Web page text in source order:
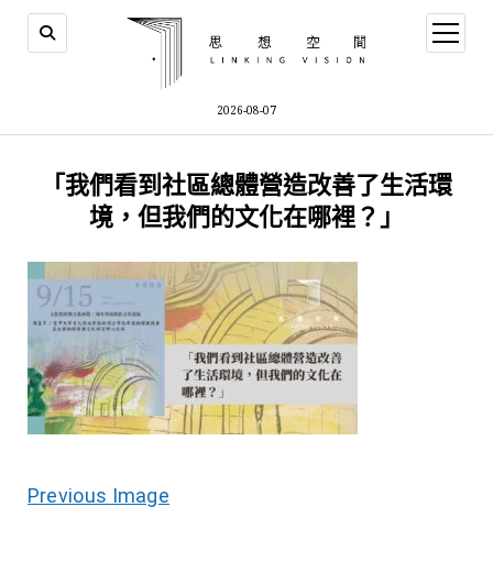
2026-08-07
open
menu
「我們看到社區總體營造改善了生活環
境，但我們的文化在哪裡？」
Previous Image